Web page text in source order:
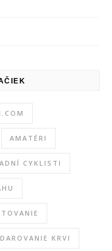
AMATÉRI
CYKLISTI
DAROVANIE KRVI